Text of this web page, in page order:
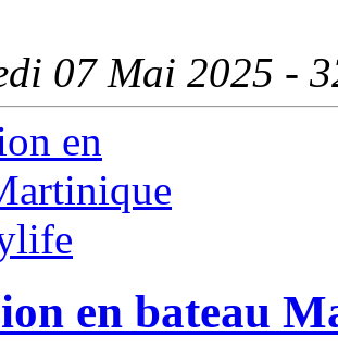
07 Mai 2025 -
en bateau